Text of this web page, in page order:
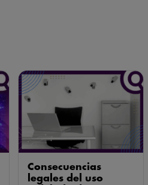
Consecuencias
legales del uso